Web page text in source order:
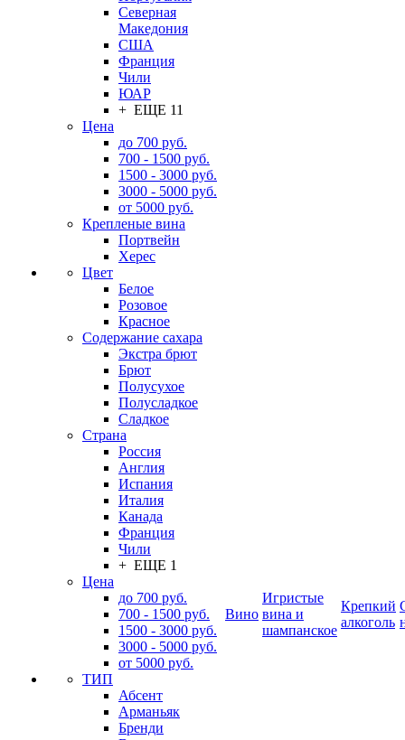
Северная
Македония
США
Франция
Чили
ЮАР
+ ЕЩЕ 11
Цена
до 700 руб.
700 - 1500 руб.
1500 - 3000 руб.
3000 - 5000 руб.
от 5000 руб.
Крепленые вина
Портвейн
Херес
Цвет
Белое
Розовое
Красное
Содержание сахара
Экстра брют
Брют
Полусухое
Полусладкое
Сладкое
Страна
Россия
Англия
Испания
Италия
Канада
Франция
Чили
+ ЕЩЕ 1
Цена
до 700 руб.
700 - 1500 руб.
1500 - 3000 руб.
3000 - 5000 руб.
от 5000 руб.
ТИП
Абсент
Арманьяк
Бренди
Вино
Игристые
вина и
шампанское
Крепкий
алкоголь